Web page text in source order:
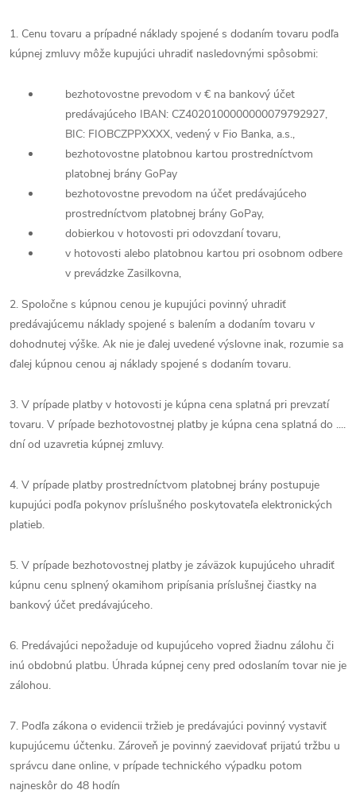
1. Cenu tovaru a prípadné náklady spojené s dodaním tovaru podľa
kúpnej zmluvy môže kupujúci uhradiť nasledovnými spôsobmi:
bezhotovostne prevodom v € na bankový účet
predávajúceho IBAN: CZ4020100000000079792927,
BIC: FIOBCZPPXXXX, vedený v Fio Banka, a.s.,
bezhotovostne platobnou kartou prostredníctvom
platobnej brány GoPay
bezhotovostne prevodom na účet predávajúceho
prostredníctvom platobnej brány GoPay,
dobierkou v hotovosti pri odovzdaní tovaru,
v hotovosti alebo platobnou kartou pri osobnom odbere
v prevádzke Zasilkovna,
2. Spoločne s kúpnou cenou je kupujúci povinný uhradiť
predávajúcemu náklady spojené s balením a dodaním tovaru v
dohodnutej výške. Ak nie je ďalej uvedené výslovne inak, rozumie sa
ďalej kúpnou cenou aj náklady spojené s dodaním tovaru.
3. V prípade platby v hotovosti je kúpna cena splatná pri prevzatí
tovaru. V prípade bezhotovostnej platby je kúpna cena splatná do ....
dní od uzavretia kúpnej zmluvy.
4. V prípade platby prostredníctvom platobnej brány postupuje
kupujúci podľa pokynov príslušného poskytovateľa elektronických
platieb.
5. V prípade bezhotovostnej platby je záväzok kupujúceho uhradiť
kúpnu cenu splnený okamihom pripísania príslušnej čiastky na
bankový účet predávajúceho.
6. Predávajúci nepožaduje od kupujúceho vopred žiadnu zálohu či
inú obdobnú platbu. Úhrada kúpnej ceny pred odoslaním tovar nie je
zálohou.
7. Podľa zákona o evidencii tržieb je predávajúci povinný vystaviť
kupujúcemu účtenku. Zároveň je povinný zaevidovať prijatú tržbu u
správcu dane online, v prípade technického výpadku potom
najneskôr do 48 hodín